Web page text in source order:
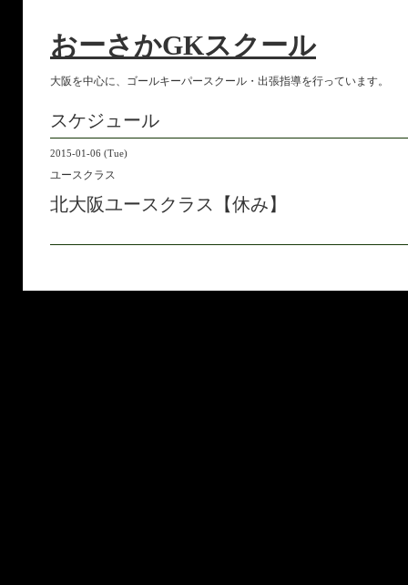
おーさかGKスクール
大阪を中心に、ゴールキーパースクール・出張指導を行っています。
スケジュール
2015-01-06 (Tue)
ユースクラス
北大阪ユースクラス【休み】